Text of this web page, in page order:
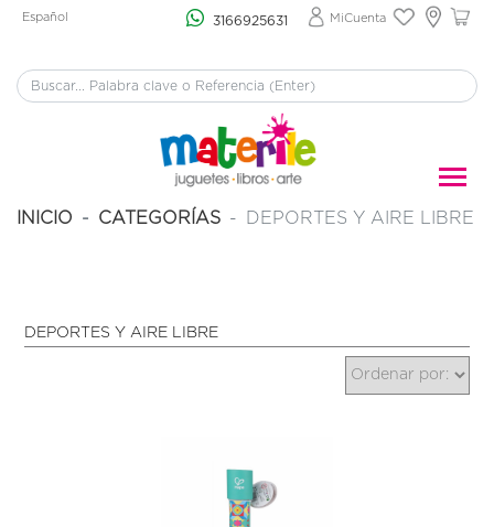
Español 3166925631 MiCuenta
INICIO CATEGORÍAS DEPORTES Y AIRE LIBRE
DEPORTES Y AIRE LIBRE